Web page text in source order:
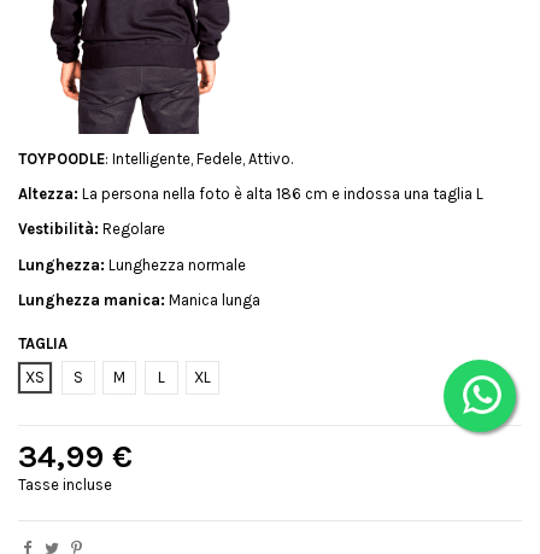
TOYPOODLE: Intelligente, Fedele, Attivo.
Altezza: La persona nella foto è alta 186 cm e indossa una taglia L
Vestibilità: Regolare
Lunghezza: Lunghezza normale
Lunghezza manica: Manica lunga
TAGLIA
XS
S M L XL
34,99 €
Tasse incluse